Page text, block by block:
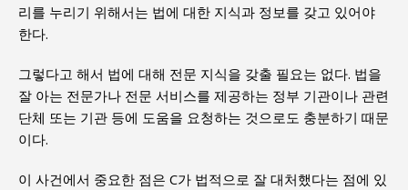
리를 누리기 위해서는 법에 대한 지식과 정보를 갖고 있어야
한다.
그렇다고 해서 법에 대해 전문 지식을 갖출 필요는 없다. 법을
잘 아는 전문가나 전문 서비스를 제공하는 정부 기관이나 관련
단체 또는 기관 등에 도움을 요청하는 것으로도 충분하기 때문
이다.
이 사건에서 중요한 점은 C가 법적으로 잘 대처했다는 점에 있